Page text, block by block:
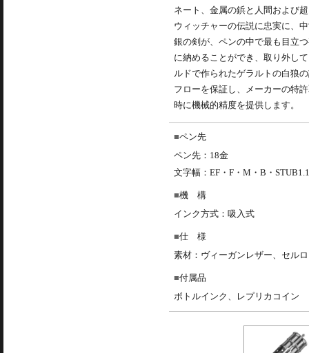
ネート、金属の鋲と人間および
ウィッチャーの伝説に忠実に、
銀の剣が、ペンの中で最も目立
に納めることができ、取り外し
ルドで作られたゲラルトの白狼
フローを保証し、メーカーの特
時に機械的精度を提供します。
ペン先
ペン先：18金
文字幅：EF・F・M・B・
機 構
インク方式：吸入式
仕 様
素材：ヴィーガンレザー、セル
付属品
ボトルインク、レプリカコイン